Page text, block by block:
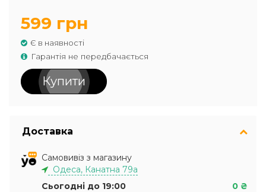
599 грн
Є в наявності
Гарантія не передбачається
Купити
Доставка
Самовивіз з магазину
Одеса, Канатна 79а
Сьогодні до 19:00
0 ₴